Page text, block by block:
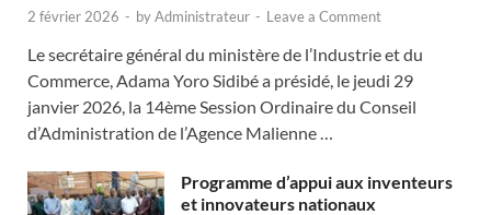
2 février 2026 - byAdministrateur - Leave a Comment
Le secrétaire général du ministère de l’Industrie et du
Commerce, Adama Yoro Sidibé a présidé, le jeudi 29
janvier 2026, la 14ème Session Ordinaire du Conseil
d’Administration de l’Agence Malienne …
Programme d’appui aux inventeurs
et innovateurs nationaux